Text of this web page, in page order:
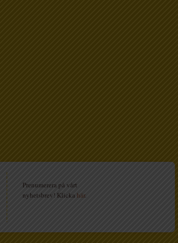
Prenumerera på vårt
nyhetsbrev! Klicka här.